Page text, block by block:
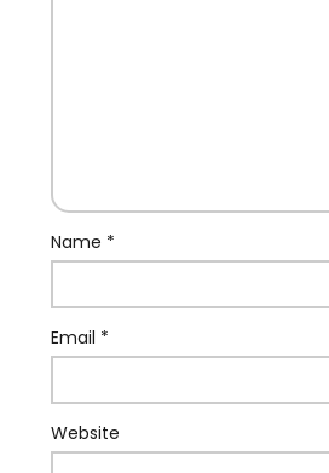
Name *
Email *
Website